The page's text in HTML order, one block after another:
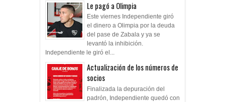
Le pagó a Olimpia
Este viernes Independiente giró
el dinero a Olimpia por la deuda
del pase de Zabala y ya se
levantó la inhibición.
Independiente le giró el...
Actualización de los números de
socios
Finalizada la depuración del
padrón, Independiente quedó con